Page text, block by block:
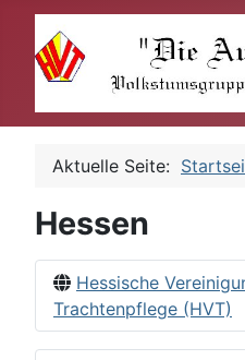
Aktuelle Seite:
Hessen
Hessische
Trachtenpflege (HVT)